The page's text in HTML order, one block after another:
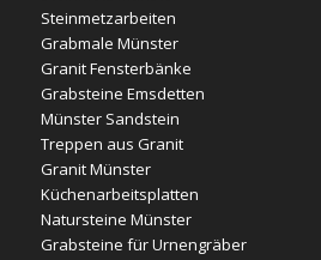
Steinmetzarbeiten
Grabmale Münster
Granit Fensterbänke
Grabsteine Emsdetten
Münster Sandstein
Treppen aus Granit
Granit Münster
Küchenarbeitsplatten
Natursteine Münster
Grabsteine für Urnengräber